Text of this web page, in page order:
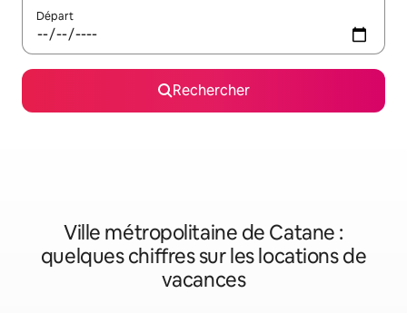
Départ
Rechercher
Ville métropolitaine de Catane :
quelques chiffres sur les locations de
vacances